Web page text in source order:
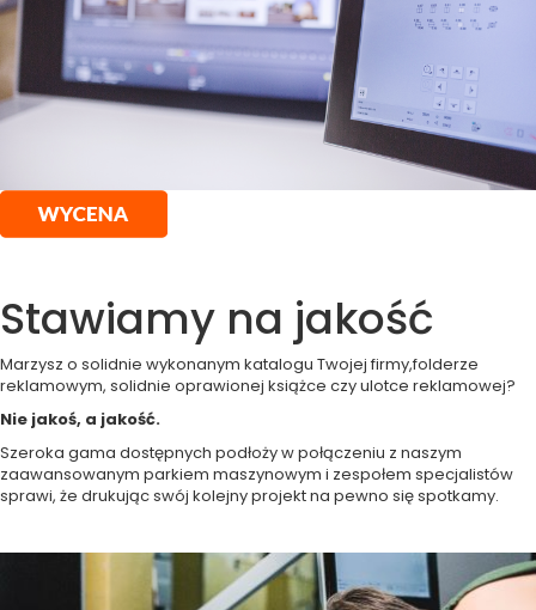
Stawiamy na jakość
Marzysz o solidnie wykonanym katalogu Twojej firmy,folderze
reklamowym, solidnie oprawionej książce czy ulotce reklamowej?
Nie jakoś, a jakość.
Szeroka gama dostępnych podłoży w połączeniu z naszym
zaawansowanym parkiem maszynowym i zespołem specjalistów
sprawi, że drukując swój kolejny projekt na pewno się spotkamy.